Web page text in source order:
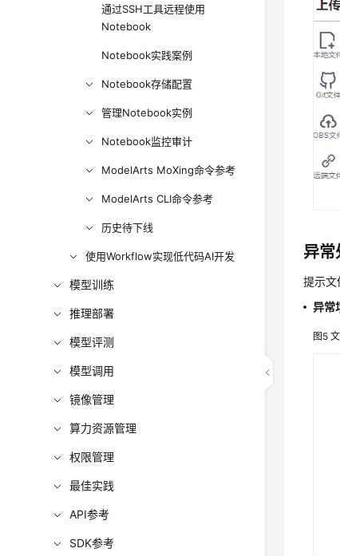
通过SSH工具远程使用
Notebook
Notebook实践案例
Notebook存储配置
管理Notebook实例
Notebook监控审计
ModelArts MoXing命令参考
ModelArts CLI命令参考
历史待下线
使用Workflow实现低代码AI开发
模型训练
推理部署
模型评测
模型调用
镜像管理
算力资源管理
权限管理
最佳实践
API参考
SDK参考
异常
提示文
异常
图5